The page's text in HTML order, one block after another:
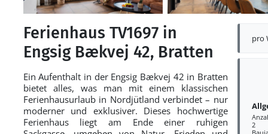
pro
2
Ferienhaus TV1697 in
Engsig Bækvej 42, Bratten
Ein Aufenthalt in der Engsig Bækvej 42 in Bratten
bietet alles, was man mit einem klassischen
Ferienhausurlaub in Nordjütland verbindet – nur
moderner und exklusiver. Dieses hochwertige
Ferienhaus liegt am Ende einer ruhigen